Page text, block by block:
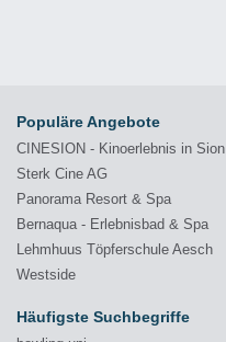
Populäre Angebote
CINESION - Kinoerlebnis in Sion
Sterk Cine AG
Panorama Resort & Spa
Bernaqua - Erlebnisbad & Spa
Lehmhuus Töpferschule Aesch
Westside
Häufigste Suchbegriffe